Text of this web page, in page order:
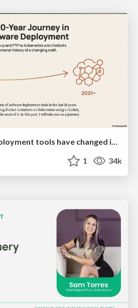
How Software Deployment tools have changed in the past 20 years
1 34k